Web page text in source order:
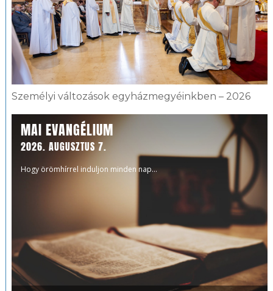
Személyi változások egyházmegyéinkben – 2026
MAI EVANGÉLIUM
2026. AUGUSZTUS 7.
Hogy örömhírrel induljon minden nap...